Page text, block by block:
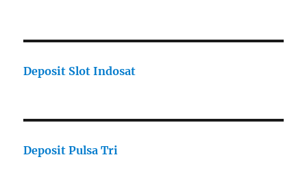
Deposit Slot Indosat
Deposit Pulsa Tri